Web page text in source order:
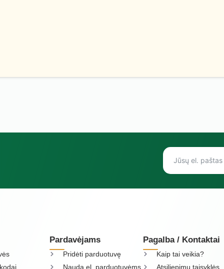
Pardavėjams
Pridėti parduotuvę
Nauda el. parduotuvėms
Pagalba / Kontaktai
Kaip tai veikia?
Atsiliepimų taisyklės